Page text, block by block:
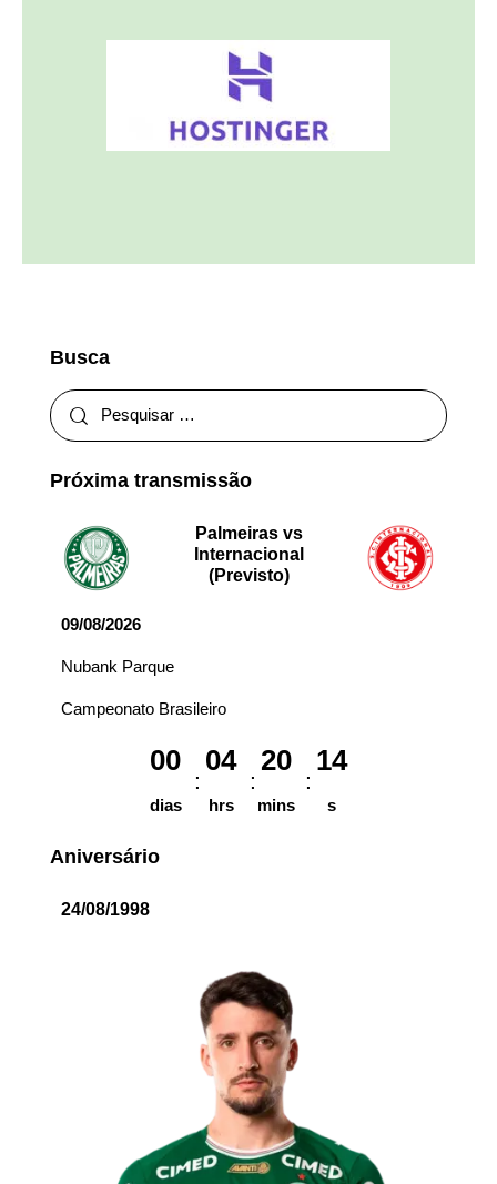
Busca
Próxima transmissão
Palmeiras vs
Internacional
(Previsto)
09/08/2026
Nubank Parque
Campeonato Brasileiro
00
dias
04
hrs
20
mins
14
s
Aniversário
24/08/1998